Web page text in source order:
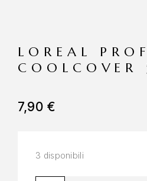
LOREAL
COOLCOVER
7,90€
3 disponibili